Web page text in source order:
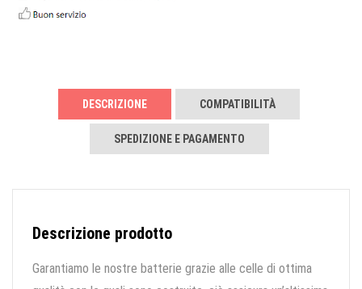
DESCRIZIONE COMPATIBILITÀ
SPEDIZIONE E PAGAMENTO
Descrizione prodotto
Garantiamo le nostre batterie grazie alle celle di ottima